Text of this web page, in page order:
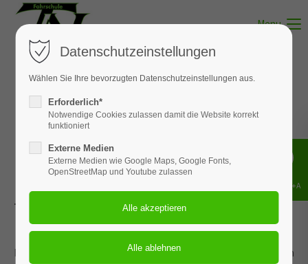
Menu
Theorie
Terminkalender für den Theorieunterricht in Munster.
Die Theorie-Themen werden fortlaufend ausgebildet. Wann
Datenschutzeinstellungen
Wählen Sie Ihre bevorzugten Datenschutzeinstellungen aus.
Erforderlich*
Notwendige Cookies zulassen damit die Website korrekt
funktioniert
Externe Medien
Externe Medien wie Google Maps, Google Fonts,
OpenStreetMap und Youtube zulassen
Shift+Alt+A